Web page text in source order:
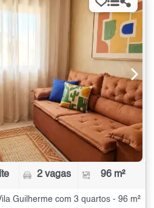
2 vagas 96 m²
Guilherme com 3 quartos - 96 m²